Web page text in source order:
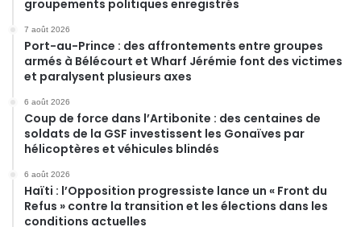
groupements politiques enregistrés
7 août 2026
Port-au-Prince : des affrontements entre groupes
armés à Bélécourt et Wharf Jérémie font des victimes
et paralysent plusieurs axes
6 août 2026
Coup de force dans l’Artibonite : des centaines de
soldats de la GSF investissent les Gonaïves par
hélicoptères et véhicules blindés
6 août 2026
Haïti : l’Opposition progressiste lance un « Front du
Refus » contre la transition et les élections dans les
conditions actuelles